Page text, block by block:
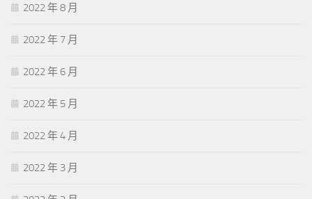
2022 年 8 月
2022 年 7 月
2022 年 6 月
2022 年 5 月
2022 年 4 月
2022 年 3 月